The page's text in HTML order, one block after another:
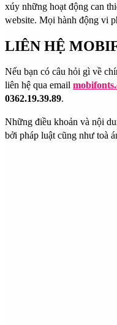
xúy những hoạt động can
website. Mọi hành động vi
LIÊN HỆ
Nếu bạn có câu hỏi gì về
liên hệ qua email
0362.19.39.89.
Những điều khoản và nội
bởi pháp luật cũng như toà